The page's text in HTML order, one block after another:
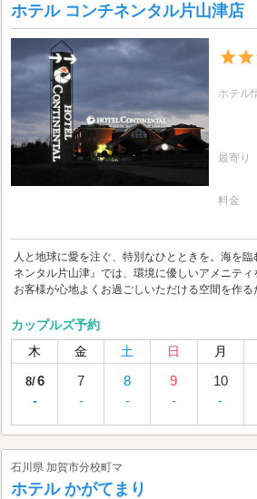
ホテル コンチネンタル片山津店
ホテル
最寄り
料金
人と地球に愛を注ぐ、特別なひとときを。海を
ネンタル片山津』では、環境に優しいアメニテ
お客様が心地よくお過ごしいただける空間を作
カップルズ予約
木
金 土 日 月
8/6
-
7
-
8
-
9
-
10
-
石川県 加賀市分校町マ
ホテル かがてまり